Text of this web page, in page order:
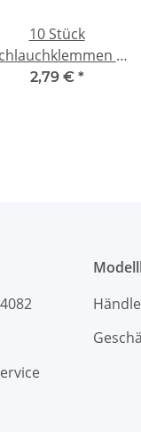
10 Stück
5
mm für
2,79 € *